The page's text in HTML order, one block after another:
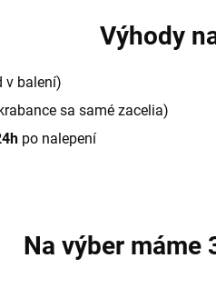
Výhody
v balení)
sa samé zacelia)
po nalepení
Na výber máme